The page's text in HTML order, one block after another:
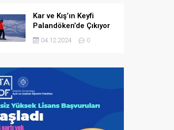
Kar ve Kış’ın Keyfi
Palandöken’de Çıkıyor
04.12.2024 0